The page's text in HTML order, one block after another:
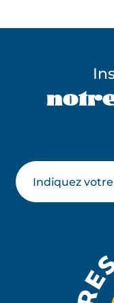
Votre
email